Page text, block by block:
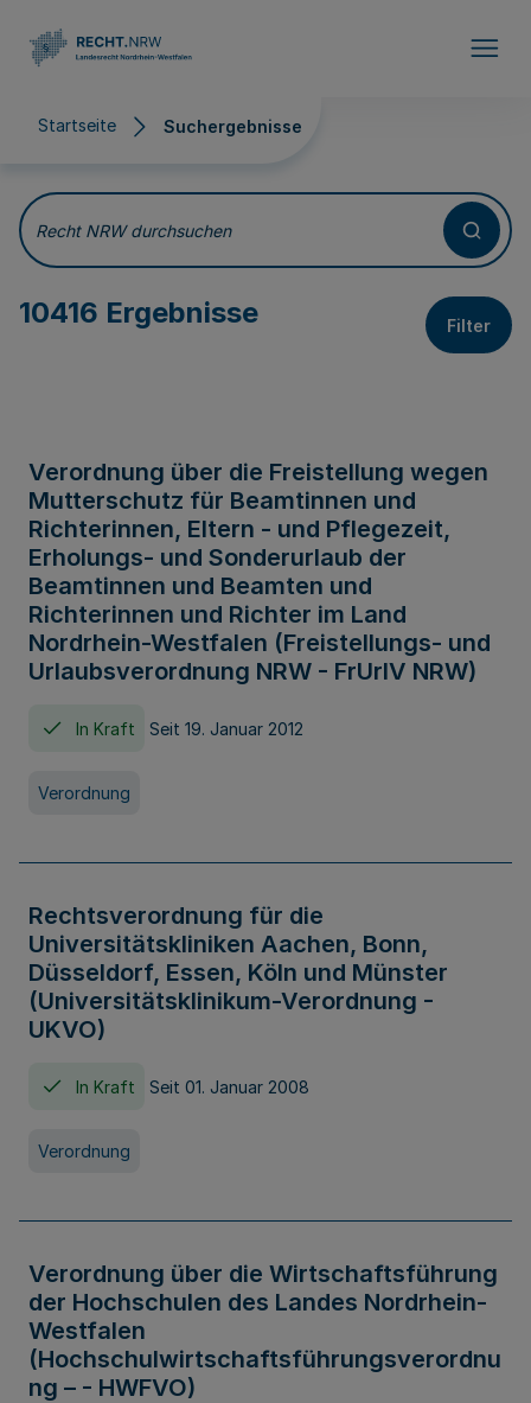
Startseite Suchergebnisse
Suchergebnisse
Recht NRW durchsuchen
10416 Ergebnisse Filter
Verordnung über die Freistellung wegen
Mutterschutz für Beamtinnen und
Richterinnen, Eltern - und Pflegezeit,
Erholungs- und Sonderurlaub der
Beamtinnen und Beamten und
Richterinnen und Richter im Land
Nordrhein-Westfalen (Freistellungs- und
Urlaubsverordnung NRW - FrUrlV NRW)
In Kraft Seit 19. Januar 2012
Verordnung
Rechtsverordnung für die
Universitätskliniken Aachen, Bonn,
Düsseldorf, Essen, Köln und Münster
(Universitätsklinikum-Verordnung -
UKVO)
In Kraft Seit 01. Januar 2008
Verordnung
Verordnung über die Wirtschaftsführung
der Hochschulen des Landes Nordrhein-
Westfalen
(Hochschulwirtschaftsführungsverordnu
ng – - HWFVO)